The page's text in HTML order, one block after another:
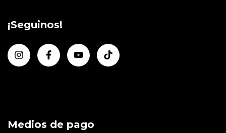
¡Seguinos!
Medios de pago